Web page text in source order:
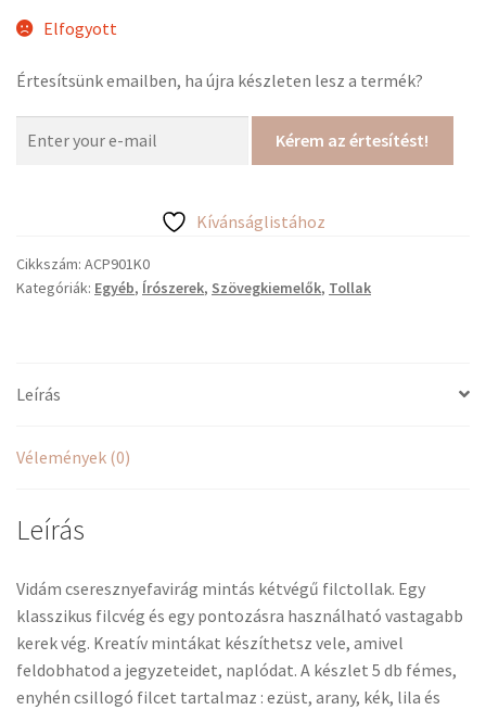
Elfogyott
Értesítsünk emailben, ha újra készleten lesz a termék?
Kérem az értesítést!
Kívánságlistához
Cikkszám: ACP901K0
Kategóriák: Egyéb, Írószerek, Szövegkiemelők, Tollak
Leírás
Vélemények (0)
Leírás
Vidám cseresznyefavirág mintás kétvégű filctollak. Egy
klasszikus filcvég és egy pontozásra használható vastagabb
kerek vég. Kreatív mintákat készíthetsz vele, amivel
feldobhatod a jegyzeteidet, naplódat. A készlet 5 db fémes,
enyhén csillogó filcet tartalmaz : ezüst, arany, kék, lila és